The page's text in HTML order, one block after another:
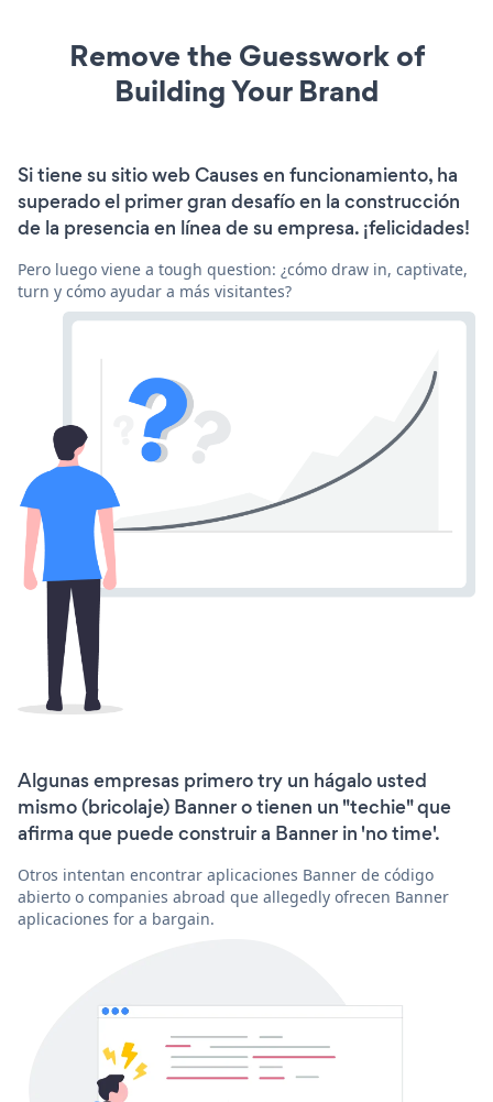
Remove the Guesswork of
Building Your Brand
Si tiene su sitio web Causes en funcionamiento, ha
superado el primer gran desafío en la construcción
de la presencia en línea de su empresa. ¡felicidades!
Pero luego viene a tough question: ¿cómo draw in, captivate,
turn y cómo ayudar a más visitantes?
Algunas empresas primero try un hágalo usted
mismo (bricolaje) Banner o tienen un "techie" que
afirma que puede construir a Banner in 'no time'.
Otros intentan encontrar aplicaciones Banner de código
abierto o companies abroad que allegedly ofrecen Banner
aplicaciones for a bargain.